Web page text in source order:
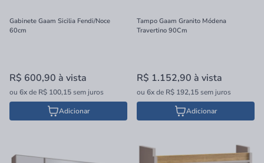
Gabinete Gaam Sicilia Fendi/Noce
60cm
R$ 600,90 à vista
ou 6xde R$ 100,15sem juros
Adicionar
Tampo Gaam Granito Módena
Travertino 90Cm
R$ 1.152,90 à vista
ou 6xde R$ 192,15sem juros
Adicionar